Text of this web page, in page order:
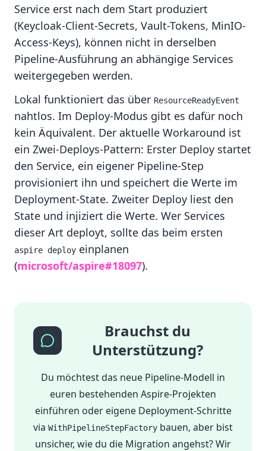
Service erst nach dem Start produziert
(Keycloak-Client-Secrets, Vault-Tokens, MinIO-
Access-Keys), können nicht in derselben
Pipeline-Ausführung an abhängige Services
weitergegeben werden.
Lokal funktioniert das über ResourceReadyEvent
nahtlos. Im Deploy-Modus gibt es dafür noch
kein Äquivalent. Der aktuelle Workaround ist
ein Zwei-Deploys-Pattern: Erster Deploy startet
den Service, ein eigener Pipeline-Step
provisioniert ihn und speichert die Werte im
Deployment-State. Zweiter Deploy liest den
State und injiziert die Werte. Wer Services
dieser Art deployt, sollte das beim ersten
aspire deploy einplanen
(microsoft/aspire#18097).
Brauchst du
Unterstützung?
Du möchtest das neue Pipeline-Modell in
euren bestehenden Aspire-Projekten
einführen oder eigene Deployment-Schritte
via WithPipelineStepFactory bauen, aber bist
unsicher, wie du die Migration angehst? Wir